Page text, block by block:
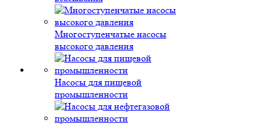
Многоступенчатые насосы
высокого давления
Насосы для пищевой
промышленности